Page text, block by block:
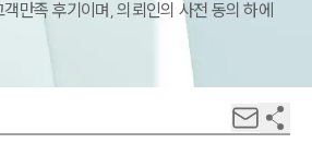
만족 후기이며, 의뢰인의 사전 동의 하에